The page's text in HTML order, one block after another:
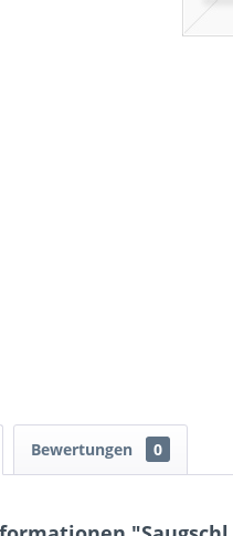
Bewertungen 0